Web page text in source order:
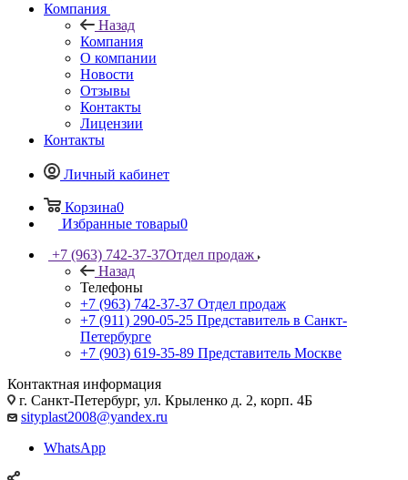
Компания
Назад
Компания
О компании
Новости
Отзывы
Контакты
Лицензии
Контакты
Личный кабинет
Корзина0
Избранные товары0
+7 (963) 742-37-37Отдел продаж
Назад
Телефоны
+7 (963) 742-37-37 Отдел продаж
+7 (911) 290-05-25 Представитель в Санкт-
Петербурге
+7 (903) 619-35-89 Представитель Москве
Контактная информация
г. Санкт-Петербург, ул. Крыленко д. 2, корп. 4Б
sityplast2008@yandex.ru
WhatsApp